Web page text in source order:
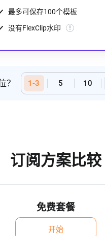
最多可保存100个模板
没有FlexClip水印
？ 1-3 5 10
订阅方案比较
免费套餐
开始